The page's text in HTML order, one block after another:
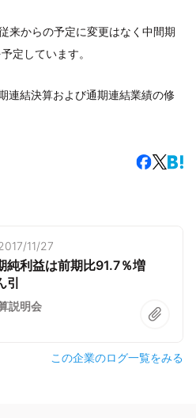
来からの予定に変更はなく中間期
定しています。
連結決算および通期連結業績の修
11/27
純利益は前期比91.7％増
引
説明会
この企業のログ一覧をみる